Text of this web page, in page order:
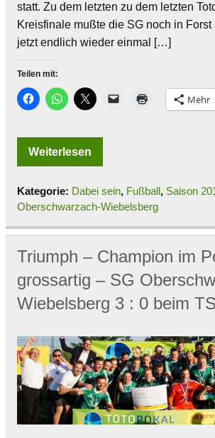
statt. Zu dem letzten zu dem letzten
Kreisfinale mußte die SG noch in Forst
jetzt endlich wieder einmal […]
Teilen mit:
Mehr
Weiterlesen
Kategorie: Dabei sein, Fußball, Saison
Oberschwarzach-Wiebelsberg
Triumph – Champion im
grossartig – SG
Wiebelsberg 3 : 0 beim